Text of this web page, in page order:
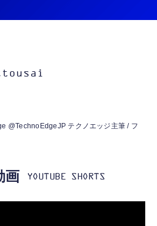
【ハイレゾ音質】 内蔵DAC 遅延な
ト/96KHz 音量調節対応
質】iphone イヤホンジャック ライ
ュニケーションロボット BAKETAN
ース付き ロペット 充電ベース付き
@TechnoEdgeJP テクノエッジ主筆 / フ
画